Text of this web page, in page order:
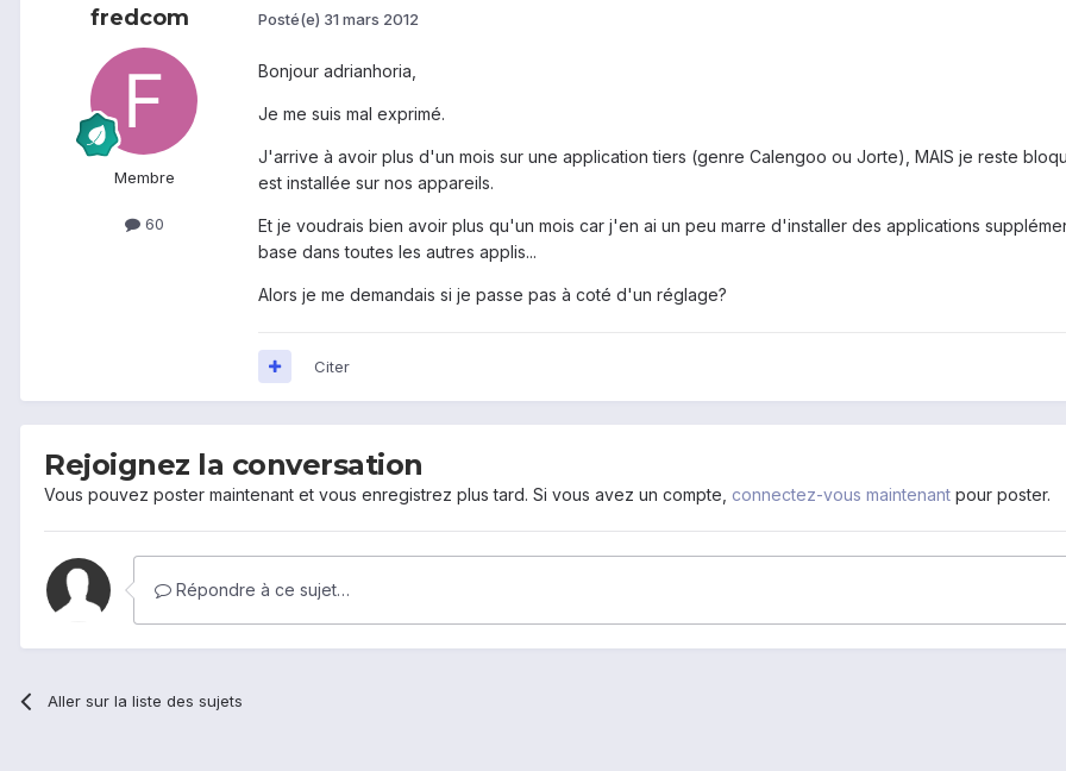
fredcom
Membre
60
Posté(e) 31 mars 2012
Bonjour adrianhoria,
Je me suis mal exprimé.
J'arrive à avoir plus d'un mois sur une application tiers (genre Calengoo ou Jorte), MAIS je reste
est installée sur nos appareils.
Et je voudrais bien avoir plus qu'un mois car j'en ai un peu marre d'installer des applications
base dans toutes les autres applis...
Alors je me demandais si je passe pas à coté d'un réglage?
Citer
Rejoignez la conversation
Vous pouvez poster maintenant et vous enregistrez plus tard. Si vous avez un compte, connectez-vous maintenant pour poster.
Répondre à ce sujet…
Aller sur la liste des sujets